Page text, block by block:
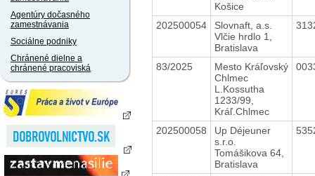
Agentúry dočasného
zamestnávania
Sociálne podniky
Chránené dielne a
chránené pracoviská
Košice
202500054
Slovnaft, a.s.
Vlčie hrdlo 1,
Bratislava
83/2025
Mesto Kráľovský
Chlmec
L.Kossutha
1233/99,
Kráľ.Chlmec
202500058
Up Déjeuner
s.r.o.
Tomášikova 64,
Bratislava